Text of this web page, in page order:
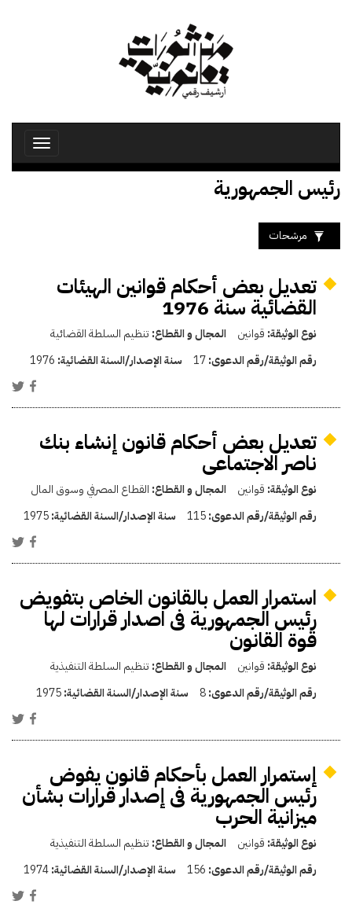
Toggle
رئيس الجمهورية
مرشحات
تعديل بعض أحكام قوانين الهيئات
القضائية سنة 1976
نوع الوثيقة: قوانين المجال و القطاع: تنظيم السلطة القضائية
رقم الوثيقة/رقم الدعوى:17 سنة الإصدار/السنة القضائية: 1976
تعديل بعض أحكام قانون إنشاء بنك
ناصر الاجتماعى
نوع الوثيقة: قوانين المجال و القطاع: القطاع المصرفي وسوق المال
رقم الوثيقة/رقم الدعوى:115 سنة الإصدار/السنة القضائية:1975
استمرار العمل بالقانون الخاص بتفويض
رئيس الجمهورية فى اصدار قرارات لها
قوة القانون
نوع الوثيقة: قوانين المجال و القطاع: تنظيم السلطة التنفيذية
رقم الوثيقة/رقم الدعوى:8 سنة الإصدار/السنة القضائية:1975
إستمرار العمل بأحكام قانون يفوض
رئيس الجمهورية فى إصدار قرارات بشأن
ميزانية الحرب
نوع الوثيقة: قوانين المجال و القطاع: تنظيم السلطة التنفيذية
رقم الوثيقة/رقم الدعوى: 156 سنة الإصدار/السنة القضائية:1974